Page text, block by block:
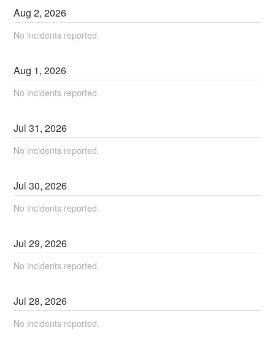
Aug2,2026
No incidents reported.
Aug 1,2026
No incidents reported.
Jul31,2026
No incidents reported.
Jul30,2026
No incidents reported.
Jul29,2026
No incidents reported.
Jul28,2026
No incidents reported.